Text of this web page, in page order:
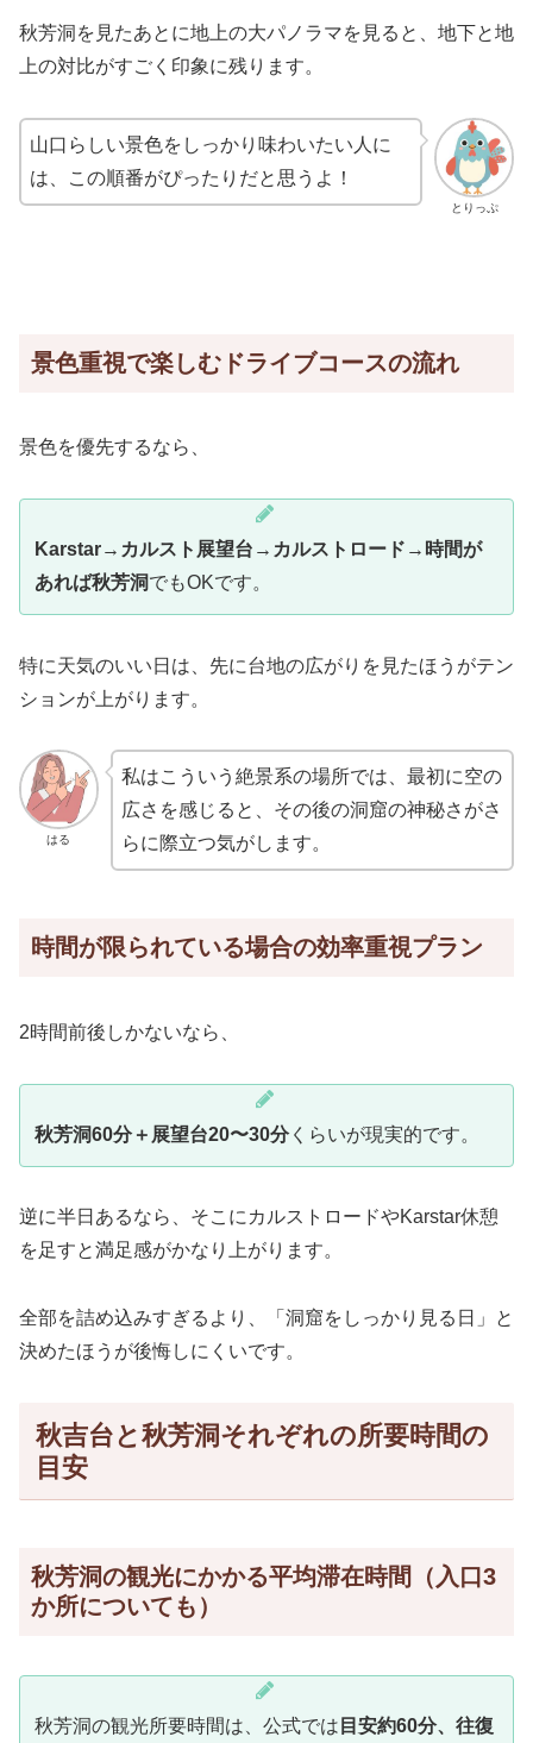
秋芳洞を見たあとに地上の大パノラマを見ると、地下と地
上の対比がすごく印象に残ります。
とりっぷ
山口らしい景色をしっかり味わいたい人に
は、この順番がぴったりだと思うよ！
景色重視で楽しむドライブコースの流れ
景色を優先するなら、
Karstar→カルスト展望台→カルストロード→時間が
あれば秋芳洞でもOKです。
特に天気のいい日は、先に台地の広がりを見たほうがテン
ションが上がります。
はる
私はこういう絶景系の場所では、最初に空の
広さを感じると、その後の洞窟の神秘さがさ
らに際立つ気がします。
時間が限られている場合の効率重視プラン
2時間前後しかないなら、
秋芳洞60分＋展望台20〜30分くらいが現実的です。
逆に半日あるなら、そこにカルストロードやKarstar休憩
を足すと満足感がかなり上がります。
全部を詰め込みすぎるより、「洞窟をしっかり見る日」と
決めたほうが後悔しにくいです。
秋吉台と秋芳洞それぞれの所要時間の
目安
秋芳洞の観光にかかる平均滞在時間（入口3
か所についても）
秋芳洞の観光所要時間は、公式では 目安約60分、往復